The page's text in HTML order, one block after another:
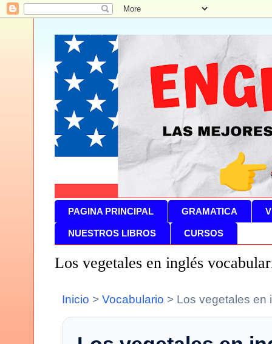
PAGINA PRINCIPAL GRAMATICA
NUESTROS LIBROS CURSOS
Los vegetales en inglés
Inicio > Vocabulario > Los vegetales en